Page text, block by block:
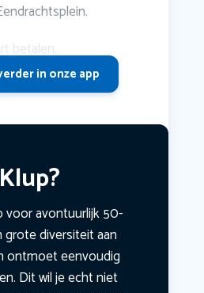
betalen.
in onze app
voor avontuurlijk 50-
grote diversiteit aan
ontmoet eenvoudig
Dit wil je echt niet